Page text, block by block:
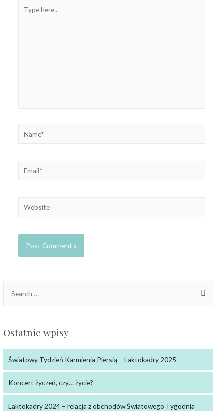
Ostatnie wpisy
Światowy Tydzień Karmienia Piersią – Laktokadry 2025
Koncert życzeń, czy… życie?
Laktokadry 2024 – relacja z obchodów Światowego Tygodnia